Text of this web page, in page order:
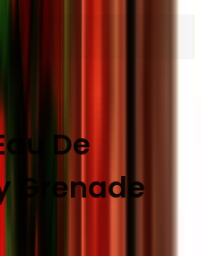
De
Grenade